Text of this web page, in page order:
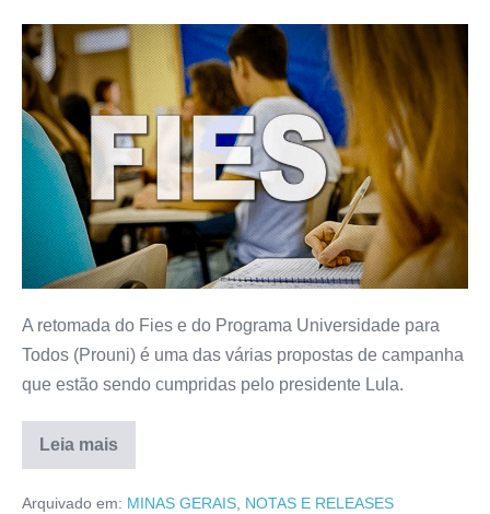
A retomada do Fies e do Programa Universidade para
Todos (Prouni) é uma das várias propostas de campanha
que estão sendo cumpridas pelo presidente Lula.
Leia mais
Arquivado em: MINAS GERAIS, NOTAS E RELEASES